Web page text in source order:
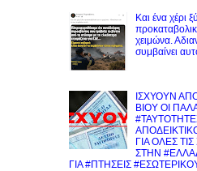
Και ένα χέρι
χειμώνα.
συμβαίνει
ΙΣΧΥΟΥΝ
ΒΙΟΥ ΟΙ
ΓΙΑ ΟΛΕΣ
ΣΤΗΝ
ΓΙΑ #ΠΤΗΣΕΙΣ